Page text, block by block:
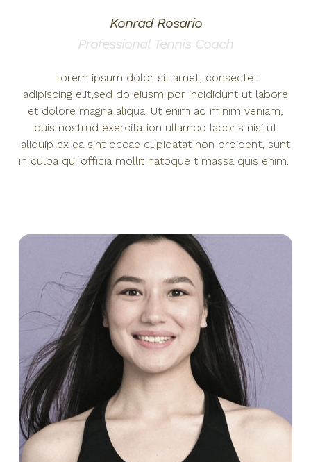
Konrad Rosario
Professional Tennis Coach
Lorem ipsum dolor sit amet, consectet
adipiscing elit,sed do eiusm por incididunt ut labore
et dolore magna aliqua. Ut enim ad minim veniam,
quis nostrud exercitation ullamco laboris nisi ut
aliquip ex ea sint occae cupidatat non proident, sunt
in culpa qui officia mollit natoque t massa quis enim.